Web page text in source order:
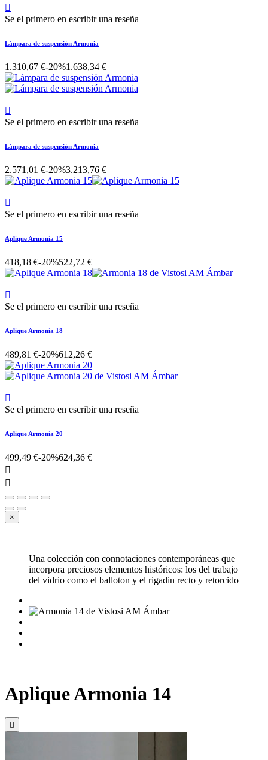

Se el primero en escribir una reseña
Lámpara de suspensión Armonia
1.310,67 €-20%1.638,34 €

Se el primero en escribir una reseña
Lámpara de suspensión Armonia
2.571,01 €-20%3.213,76 €

Se el primero en escribir una reseña
Aplique Armonia 15
418,18 €-20%522,72 €

Se el primero en escribir una reseña
Aplique Armonia 18
489,81 €-20%612,26 €

Se el primero en escribir una reseña
Aplique Armonia 20
499,49 €-20%624,36 €


×
Una colección con connotaciones contemporáneas que
incorpora preciosos elementos históricos: los del trabajo
del vidrio como el balloton y el rigadin recto y retorcido
Aplique Armonia 14
